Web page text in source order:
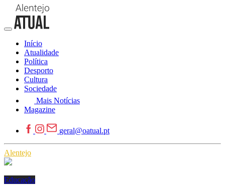
Início
Atualidade
Política
Desporto
Cultura
Sociedade
Mais Notícias
Magazine
geral@oatual.pt
Alentejo
Educação